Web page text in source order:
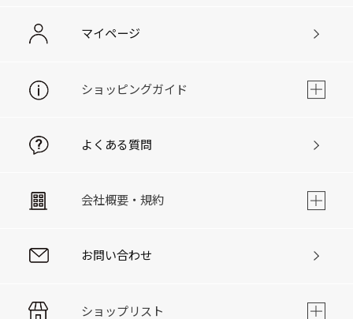
マイページ
ショッピングガイド
よくある質問
会社概要・規約
お問い合わせ
ショップリスト